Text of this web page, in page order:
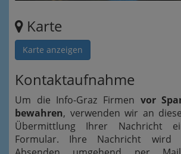
Karte
Karte anzeigen
Kontaktaufnahme
Um die Info-Graz Firmen vor
bewahren, verwenden wir an
Übermittlung Ihrer Nachricht
Formular. Ihre Nachricht wird